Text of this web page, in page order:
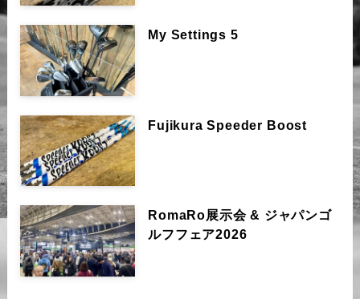
My Settings 5
Fujikura Speeder Boost
RomaRo展示会 & ジャパンゴ
ルフフェア2026